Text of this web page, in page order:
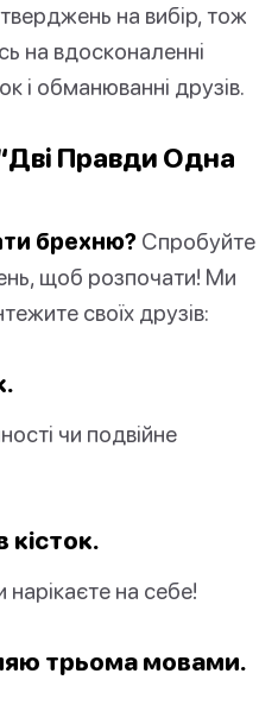
на вибір, тож
на вдосконаленні
і обманюванні друзів.
Правди Одна
брехню? Спробуйте
щоб розпочати! Ми
своїх друзів:
чи подвійне
кісток.
на себе!
трьома мовами.